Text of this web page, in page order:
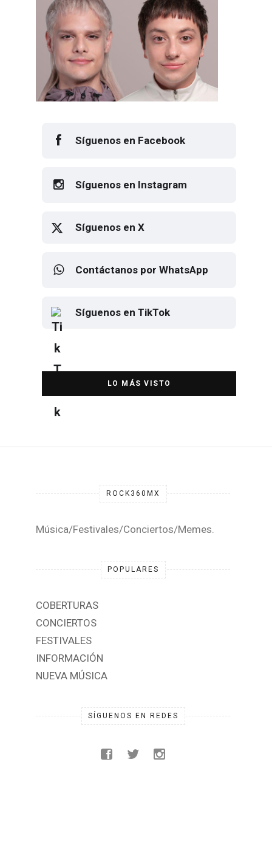
Síguenos en Facebook
Síguenos en Instagram
Síguenos en X
Contáctanos por WhatsApp
Síguenos en TikTok
DESTACADA
Elton John regresa a CDMX para
despedirse en el Estadio Banorte
ROCK360MX
Música/Festivales/Conciertos/Memes.
POPULARES
COBERTURAS
CONCIERTOS
FESTIVALES
INFORMACIÓN
NUEVA MÚSICA
SÍGUENOS EN REDES